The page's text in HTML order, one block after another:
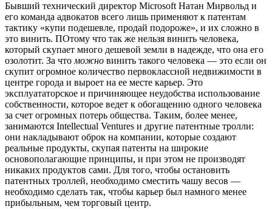
Бывший технический директор Microsoft Натан Мирвольд и
его команда адвокатов всего лишь применяют к патентам
тактику «купи подешевле, продай подороже», и их сложно в
это винить. ПОтому что так же нельзя винить человека,
который скупает много дешевой земли в надежде, что она его
озолотит. За что можно винить такого человека — это если он
скупит огромное количество первоклассной недвижимости в
центре города и выроет на ее месте карьер. Это
эксплуататорское и причиняющее неудобства использование
собственности, которое ведет к обогащению одного человека
за счет огромных потерь общества. Таким, более менее,
занимаются Intellectual Ventures и другие патентные тролли:
они накладывают оброк на компании, которые создают
реальные продукты, скупая патенты на широкие
основополагающие принципы, и при этом не производят
никаких продуктов сами. Для того, чтобы остановить
патентных троллей, необходимо сместить чашу весов —
необходимо сделать так, чтобы карьер был намного менее
прибыльным, чем торговый центр.